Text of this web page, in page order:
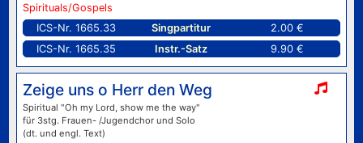
Spirituals/Gospels
ICS-Nr. 1665.33
Singpartitur
2.00 €
ICS-Nr. 1665.35
Instr.-Satz 9.90 €
Zeige uns o Herr den Weg
Spiritual "Oh my Lord, show me the way"
für 3stg. Frauen- /Jugendchor und Solo
(dt. und engl. Text)